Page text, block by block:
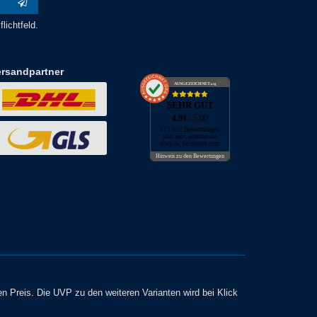
AUSGEZEICHNET.org
SEHR GUT
4.91/ 5.00
173.452 Bewertungen
von hier, amazon.de,
ebay.de, facebook.com
Hinweis zu den Bewertungen
Preis. Die UVP zu den weiteren Varianten wird bei Klick